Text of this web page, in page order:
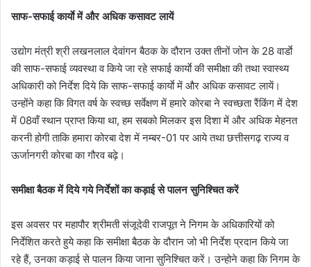
साफ-सफाई कार्याे में और अधिक कसावट लायें
उद्योग मंत्री श्री लखनलाल देवांगन बैठक के दौरान उक्त तीनों जोन के 28 वार्डाे
की साफ-सफाई व्यवस्था व किये जा रहे सफाई कार्याे की समीक्षा की तथा स्वास्थ्य
अधिकारी को निर्देश दिये कि साफ-सफाई कार्याे में और अधिक कसावट लायें।
उन्होंने कहा कि विगत वर्ष के स्वच्छ सर्वेक्षण में हमारे कोरबा ने स्वच्छता रैंकिंग में देश
में 08वॉं स्थान प्राप्त किया था, हम सबको मिलकर इस दिशा में और अधिक मेहनत
करनी होगी ताकि हमारा कोरबा देश में नम्बर-01 पर आये तथा छत्तीसगढ़ राज्य व
ऊर्जानगरी कोरबा का गौरव बढ़े।
समीक्षा बैठक में दिये गये निर्देशों का कड़ाई से पालन सुनिश्चित करें
इस अवसर पर महापौर श्रीमती संजूदेवी राजपूत ने निगम के अधिकारियों को
निर्देशित करते हुये कहा कि समीक्षा बैठक के दौरान जो भी निर्देश प्रदान किये जा
रहे हैं, उनका कड़ाई से पालन किया जाना सुनिश्चित करें। उन्होने कहा कि निगम के